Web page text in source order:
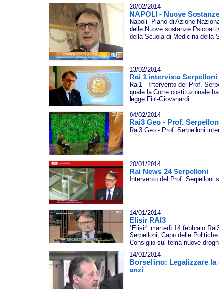
20/02/2014
NAPOLI - Nuove
Napoli- Piano di Azione
delle Nuove sostanze
della Scuola di Medicina della
13/02/2014
Rai 1 intervista Serpelloni
Rai1 - Intervento del Prof.
quale la Corte costituzionale
legge Fini-Giovanardi
04/02/2014
Rai3 Geo - Prof.
Rai3 Geo - Prof. Serpelloni
20/01/2014
Rai News 24 Serpelloni
Intervento del Prof. Serpelloni
14/01/2014
Elisir RAI3
"Elisir" martedì 14 febbraio
Serpelloni, Capo delle
Consiglio sul tema nuove
14/01/2014
Borsellino: Legalizzare
anzi